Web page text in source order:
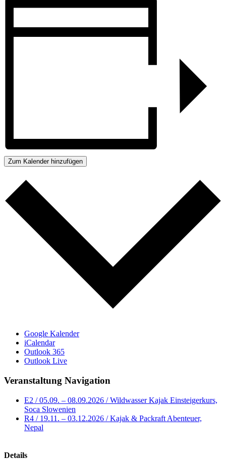
Zum Kalender hinzufügen
Google Kalender
iCalendar
Outlook 365
Outlook Live
Veranstaltung Navigation
E2 / 05.09. – 08.09.2026 / Wildwasser Kajak Einsteigerkurs,
Soca Slowenien
R4 / 19.11. – 03.12.2026 / Kajak & Packraft Abenteuer,
Nepal
Details